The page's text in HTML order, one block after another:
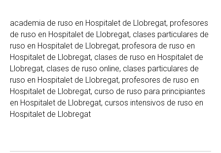
academia de ruso en Hospitalet de Llobregat, profesores
de ruso en Hospitalet de Llobregat, clases particulares de
ruso en Hospitalet de Llobregat, profesora de ruso en
Hospitalet de Llobregat, clases de ruso en Hospitalet de
Llobregat, clases de ruso online, clases particulares de
ruso en Hospitalet de Llobregat, profesores de ruso en
Hospitalet de Llobregat, curso de ruso para principiantes
en Hospitalet de Llobregat, cursos intensivos de ruso en
Hospitalet de Llobregat